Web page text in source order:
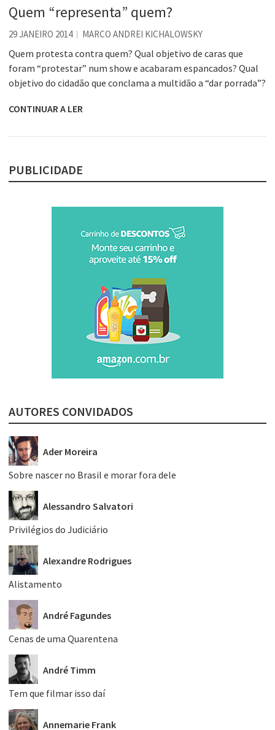
Quem “representa” quem?
29 JANEIRO 2014 MARCO ANDREI KICHALOWSKY
Quem protesta contra quem? Qual objetivo de caras que
foram “protestar” num show e acabaram espancados? Qual
objetivo do cidadão que conclama a multidão a “dar porrada”?
CONTINUAR A LER
PUBLICIDADE
AUTORES CONVIDADOS
Ader Moreira
Sobre nascer no Brasil e morar fora dele
Alessandro Salvatori
Privilégios do Judiciário
Alexandre Rodrigues
Alistamento
André Fagundes
Cenas de uma Quarentena
André Timm
Tem que filmar isso daí
Annemarie Frank